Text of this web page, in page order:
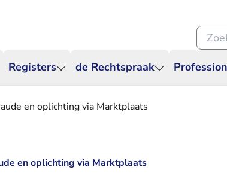
Registers de Rechtspraak
en oplichting via Marktplaats
en oplichting via Marktplaats